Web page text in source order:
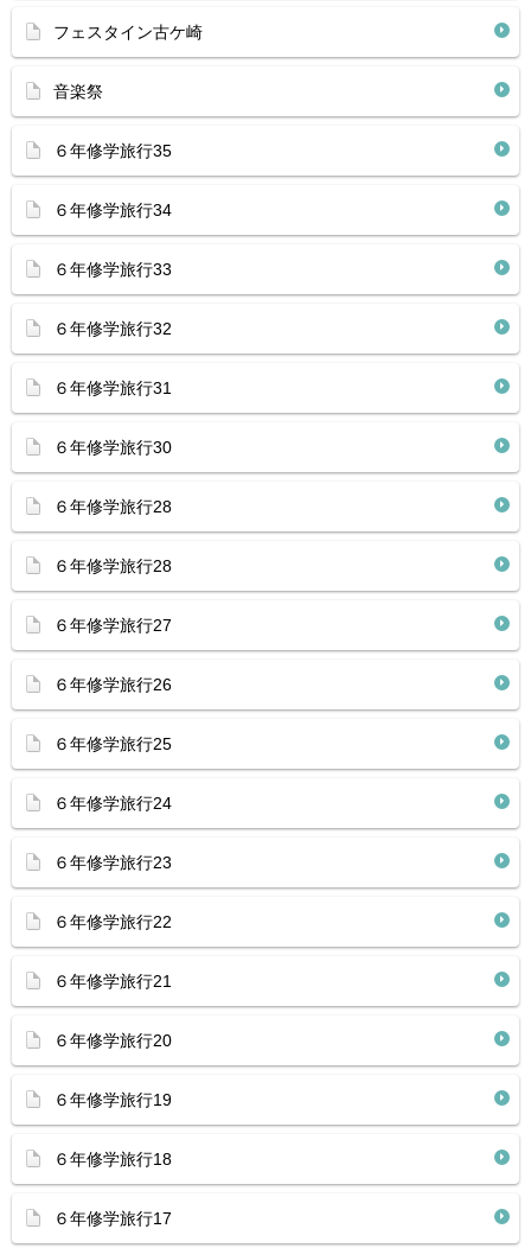
フェスタイン古ケ崎
音楽祭
６年修学旅行35
６年修学旅行34
６年修学旅行33
６年修学旅行32
６年修学旅行31
６年修学旅行30
６年修学旅行28
６年修学旅行28
６年修学旅行27
６年修学旅行26
６年修学旅行25
６年修学旅行24
６年修学旅行23
６年修学旅行22
６年修学旅行21
６年修学旅行20
６年修学旅行19
６年修学旅行18
６年修学旅行17